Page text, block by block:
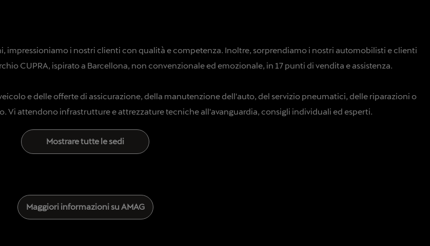
impressioniamo i nostri clienti con qualità e competenza. Inoltre, sorprendiamo i nostri automobilisti e clienti
CUPRA, ispirato a Barcellona, non convenzionale ed emozionale, in 17 punti di vendita e assistenza.
e delle offerte di assicurazione, della manutenzione dell'auto, del servizio pneumatici, delle riparazioni o
Vi attendono infrastrutture e attrezzature tecniche all'avanguardia, consigli individuali ed esperti.
Mostrare tutte le sedi
Maggiori informazioni su AMAG